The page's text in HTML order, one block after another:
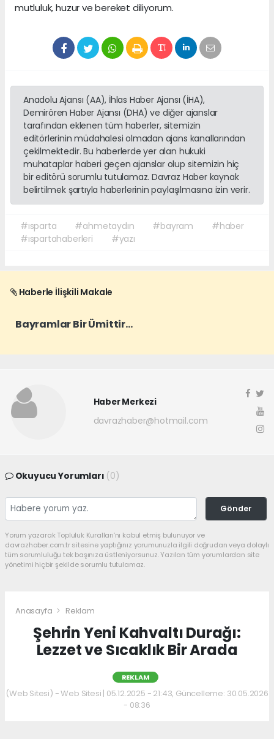
mutluluk, huzur ve bereket diliyorum.
Anadolu Ajansı (AA), İhlas Haber Ajansı (İHA),
Demirören Haber Ajansı (DHA) ve diğer ajanslar
tarafından eklenen tüm haberler, sitemizin
editörlerinin müdahalesi olmadan ajans kanallarından
çekilmektedir. Bu haberlerde yer alan hukuki
muhataplar haberi geçen ajanslar olup sitemizin hiç
bir editörü sorumlu tutulamaz. Davraz Haber kaynak
belirtilmek şartıyla haberlerinin paylaşılmasına izin verir.
#ısparta #ahmetaydın #bayram
#haber
#ıspartahaberleri
#yazı
Haberle İlişkili Makale
Bayramlar Bir Ümittir…
Haber Merkezi
davrazhaber@hotmail.com
Okuyucu Yorumları (0)
Gönder
Yorum yazarak Topluluk Kuralları’nı kabul etmiş bulunuyor ve
davrazhaber.com.tr sitesine yaptığınız yorumunuzla ilgili doğrudan veya dolaylı
tüm sorumluluğu tek başınıza üstleniyorsunuz. Yazılan tüm yorumlardan site
yönetimi hiçbir şekilde sorumlu tutulamaz.
Anasayfa Reklam
Şehrin Yeni Kahvaltı Durağı:
Lezzet ve Sıcaklık Bir Arada
REKLAM
(Web Sitesi) - Web Sitesi | 05.12.2025 - 21:43, Güncelleme: 30.05.2026
- 08:36